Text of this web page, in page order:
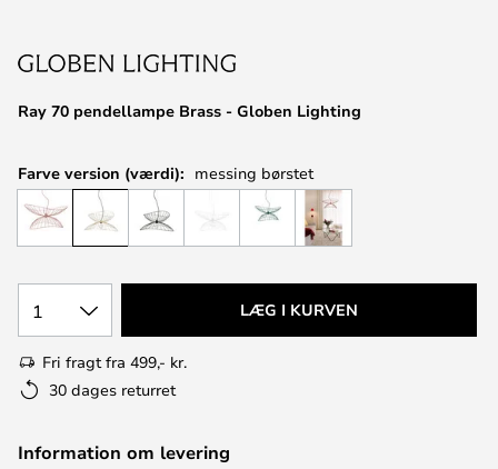
Ray 70 pendellampe Brass - Globen Lighting
Farve version (værdi): messing børstet
1 LÆG I KURVEN
Fri fragt fra 499,- kr.
30 dages returret
Information om levering